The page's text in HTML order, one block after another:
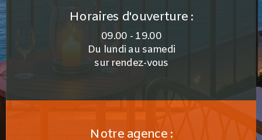
Horaires d'ouverture :
09.00 - 19.00
Du lundi au samedi
sur rendez-vous
Notre agence :